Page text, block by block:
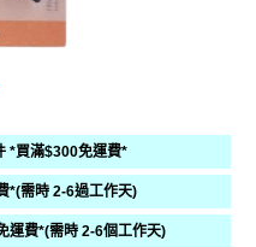
*買滿$300免運費*
*(需時 2-6過工作天)
運費*(需時 2-6個工作天)